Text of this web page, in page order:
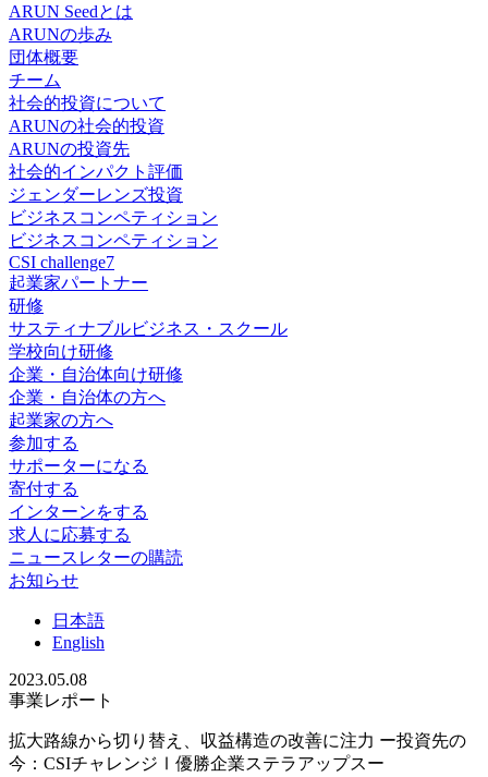
ARUN Seedとは
ARUNの歩み
団体概要
チーム
社会的投資について
ARUNの社会的投資
ARUNの投資先
社会的インパクト評価
ジェンダーレンズ投資
ビジネスコンペティション
ビジネスコンペティション
CSI challenge7
起業家パートナー
研修
サスティナブルビジネス・スクール
学校向け研修
企業・自治体向け研修
企業・自治体の方へ
起業家の方へ
参加する
サポーターになる
寄付する
インターンをする
求人に応募する
ニュースレターの購読
お知らせ
日 本語
English
2023.05.08
事業レポート
拡大路線から切り替え、収益構造の改善に注力 ー投資先の
今：CSIチャレンジⅠ優勝企業ステラアップスー